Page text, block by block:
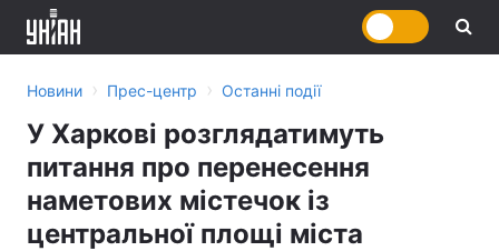
Новини › Прес-центр › Останні події
У Харкові розглядатимуть
питання про перенесення
наметових містечок із
центральної площі міста